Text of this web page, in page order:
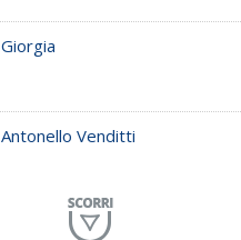
Giorgia
Antonello Venditti
Planet Funk